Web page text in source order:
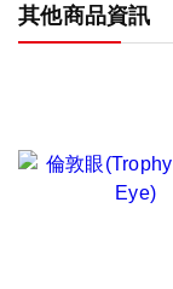
其他商品資訊